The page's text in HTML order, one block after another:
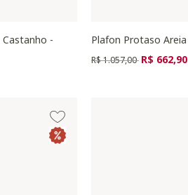
Plafon Protaso Areia
Preço reduzido de
R$ 1.057,00 para
R$ 662,90